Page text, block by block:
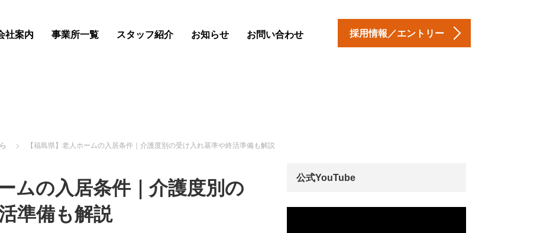
社案内 事業所一覧 スタッフ紹介 お知らせ お問い合わせ 採用情報／エントリー
【福島県】老人ホームの入居条件｜介護度別の受け入れ基準や終活準備も解説
ムの入居条件｜介護度別の
準備も解説
公式YouTube